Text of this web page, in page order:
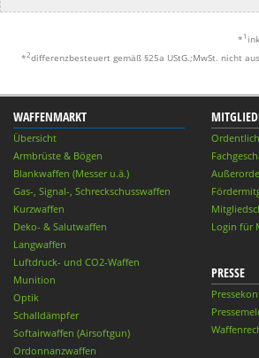
* 1
*2differenzbesteuert gemäß §25a UStG.;MwSt. nicht
WAFFENMARKT
Übersicht
Armbrüste & Bögen
Blankwaffen (Messer u.ä.)
Gas-, Signal-, Schreckschusswaffen
Kurzwaffen
Deko- & Salutwaffen
Langwaffen
Luftdruck- und CO2-Waffen
Munition
Optik
Schalldämpfer
Softairwaffen (Airsoftgun)
Ordonnanzwaffen
Login für
PRESSE